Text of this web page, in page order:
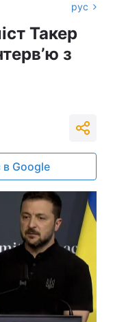
рус
Такер
з
в Google